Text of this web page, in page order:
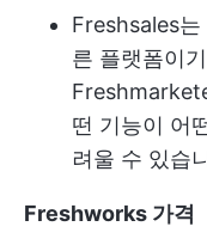
Freshsales
른 플랫폼이
떤 기능이 어
려울 수 있습
Freshworks 가격